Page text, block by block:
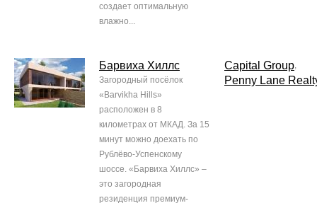
создает оптимальную
влажно...
Барвиха Хиллс
Загородный посёлок
«Barvikha Hills»
расположен в 8
километрах от МКАД. За 15
минут можно доехать по
Рублёво-Успенскому
шоссе. «Барвиха Хиллс» –
это загородная
резиденция премиум-
Capital Group,
Penny Lane